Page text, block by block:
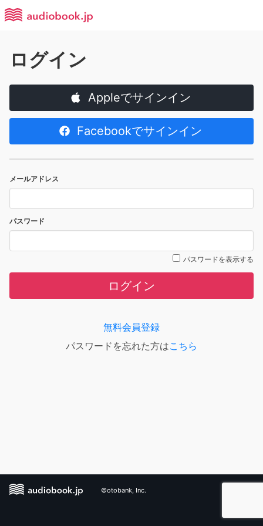
ログイン
Appleでサインイン
Facebookでサインイン
メールアドレス
パスワード
パスワードを表示する
ログイン
無料会員登録
パスワードを忘れた方はこちら
©otobank, Inc.